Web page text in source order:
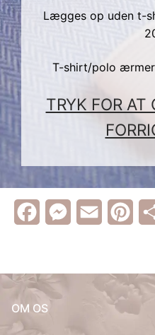
Lægges op uden t-
T-shirt/polo
TRYK FOR AT
FacebookMessenger
Email
OM OS